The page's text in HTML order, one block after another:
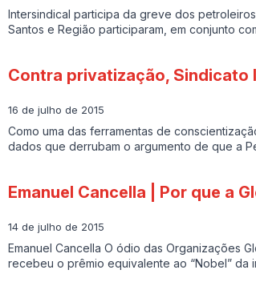
Intersindical participa da greve dos
Santos e Região participaram, em conjunto
Contra privatização, Sindicato
16 de julho de 2015
Como uma das ferramentas de
dados que derrubam o argumento de que a
Emanuel Cancella | Por que a
14 de julho de 2015
Emanuel Cancella O ódio das Organizações
recebeu o prêmio equivalente ao “Nobel” da